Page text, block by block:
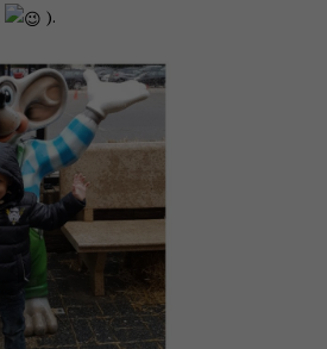
).